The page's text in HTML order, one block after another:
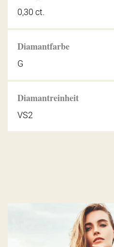
0,30 ct.
Diamantfarbe
G
Diamantreinheit
VS2